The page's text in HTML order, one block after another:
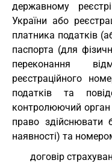
державному
України або
платника податків
паспорта (для
переконання
реєстраційного
податків та
контролюючий орган
право здійснювати
наявності) та
договір